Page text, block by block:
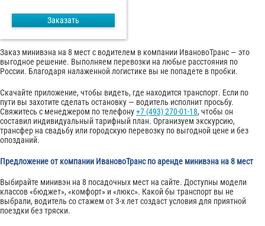
Заказать
Заказ минивэна на 8 мест с водителем в компании ИвановоТранс — это
выгодное решение. Выполняем перевозки на любые расстояния по
России. Благодаря налаженной логистике вы не попадете в пробки.
Скачайте приложение, чтобы видеть, где находится транспорт. Если по
пути вы захотите сделать остановку — водитель исполнит просьбу.
Свяжитесь с менеджером по телефону+7 (493) 270-01-18, чтобы он
составил индивидуальный тарифный план. Организуем экскурсию,
трансфер на свадьбу или городскую перевозку по выгодной цене и без
опозданий.
Предложение от компании ИвановоТранс по аренде минивэна на 8 мест
Выбирайте минивэн на 8 посадочных мест на сайте. Доступны модели
классов «бюджет», «комфорт» и «люкс». Какой бы транспорт вы не
выбрали, водитель со стажем от 3-х лет создаст условия для приятной
поездки без тряски.